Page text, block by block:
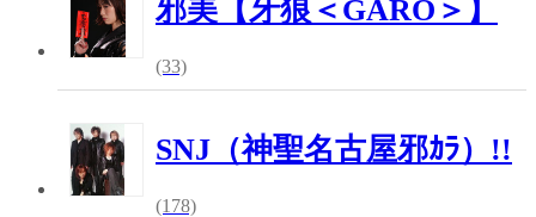
邪美【牙狼＜GARO＞】
(33)
SNJ（神聖名古屋邪ｶﾗ）!!
(178)